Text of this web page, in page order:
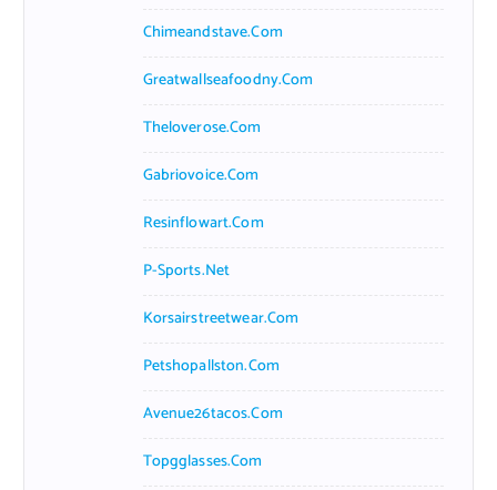
Chimeandstave.com
Greatwallseafoodny.com
Theloverose.com
Gabriovoice.com
Resinflowart.com
P-Sports.net
Korsairstreetwear.com
Petshopallston.com
Avenue26tacos.com
Topgglasses.com